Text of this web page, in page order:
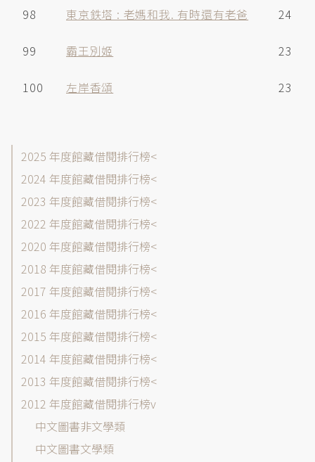
98 東京鉄塔 : 老媽和我. 有時還有老爸 24
99 霸王別姬 23
100 左岸香頌 23
館
目
錄-
借
排
行
榜
年
度
選
2025 年度館藏借閱排行榜
2024 年度館藏借閱排行榜
2023 年度館藏借閱排行榜
2022 年度館藏借閱排行榜
2020 年度館藏借閱排行榜
2018 年度館藏借閱排行榜
2017 年度館藏借閱排行榜
2016 年度館藏借閱排行榜
2015 年度館藏借閱排行榜
2014 年度館藏借閱排行榜
2013 年度館藏借閱排行榜
2012 年度館藏借閱排行榜
中文圖書非文學類
中文圖書文學類